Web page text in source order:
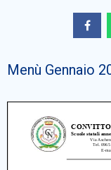
Comunicazioni Esterne
BACHECA SINDACALE
Menù Gennaio